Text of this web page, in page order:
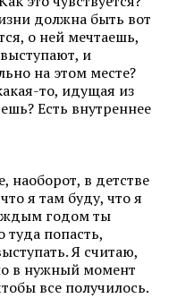
должна быть вот
о ней мечтаешь,
и
на этом месте?
то, идущая из
Есть внутреннее
наоборот, в детстве
я там буду, что я
годом ты
попасть,
Я считаю,
в нужный момент
все получилось.